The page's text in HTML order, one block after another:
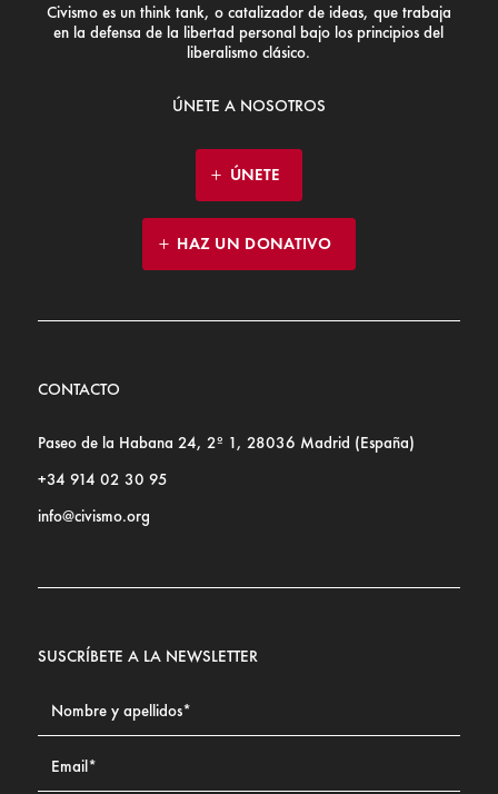
Civismo es un think tank, o catalizador de ideas, que trabaja
en la defensa de la libertad personal bajo los principios del
liberalismo clásico.
ÚNETE A NOSOTROS
ÚNETE
HAZ UN DONATIVO
CONTACTO
Paseo de la Habana 24, 2º 1, 28036 Madrid (España)
+34 914 02 30 95
info@civismo.org
SUSCRÍBETE A LA NEWSLETTER